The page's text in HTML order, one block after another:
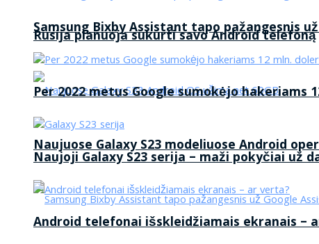
Rusija planuoja sukurti savo Android telefoną
Naujuose Galaxy S23 modeliuose Android
Samsung Bixby Assistant tapo pažangesnis
Per 2022 metus Google sumokėjo hakeriams
Naujoji Galaxy S23 serija – maži pokyčiai už
Android telefonai išskleidžiamais ekranais –